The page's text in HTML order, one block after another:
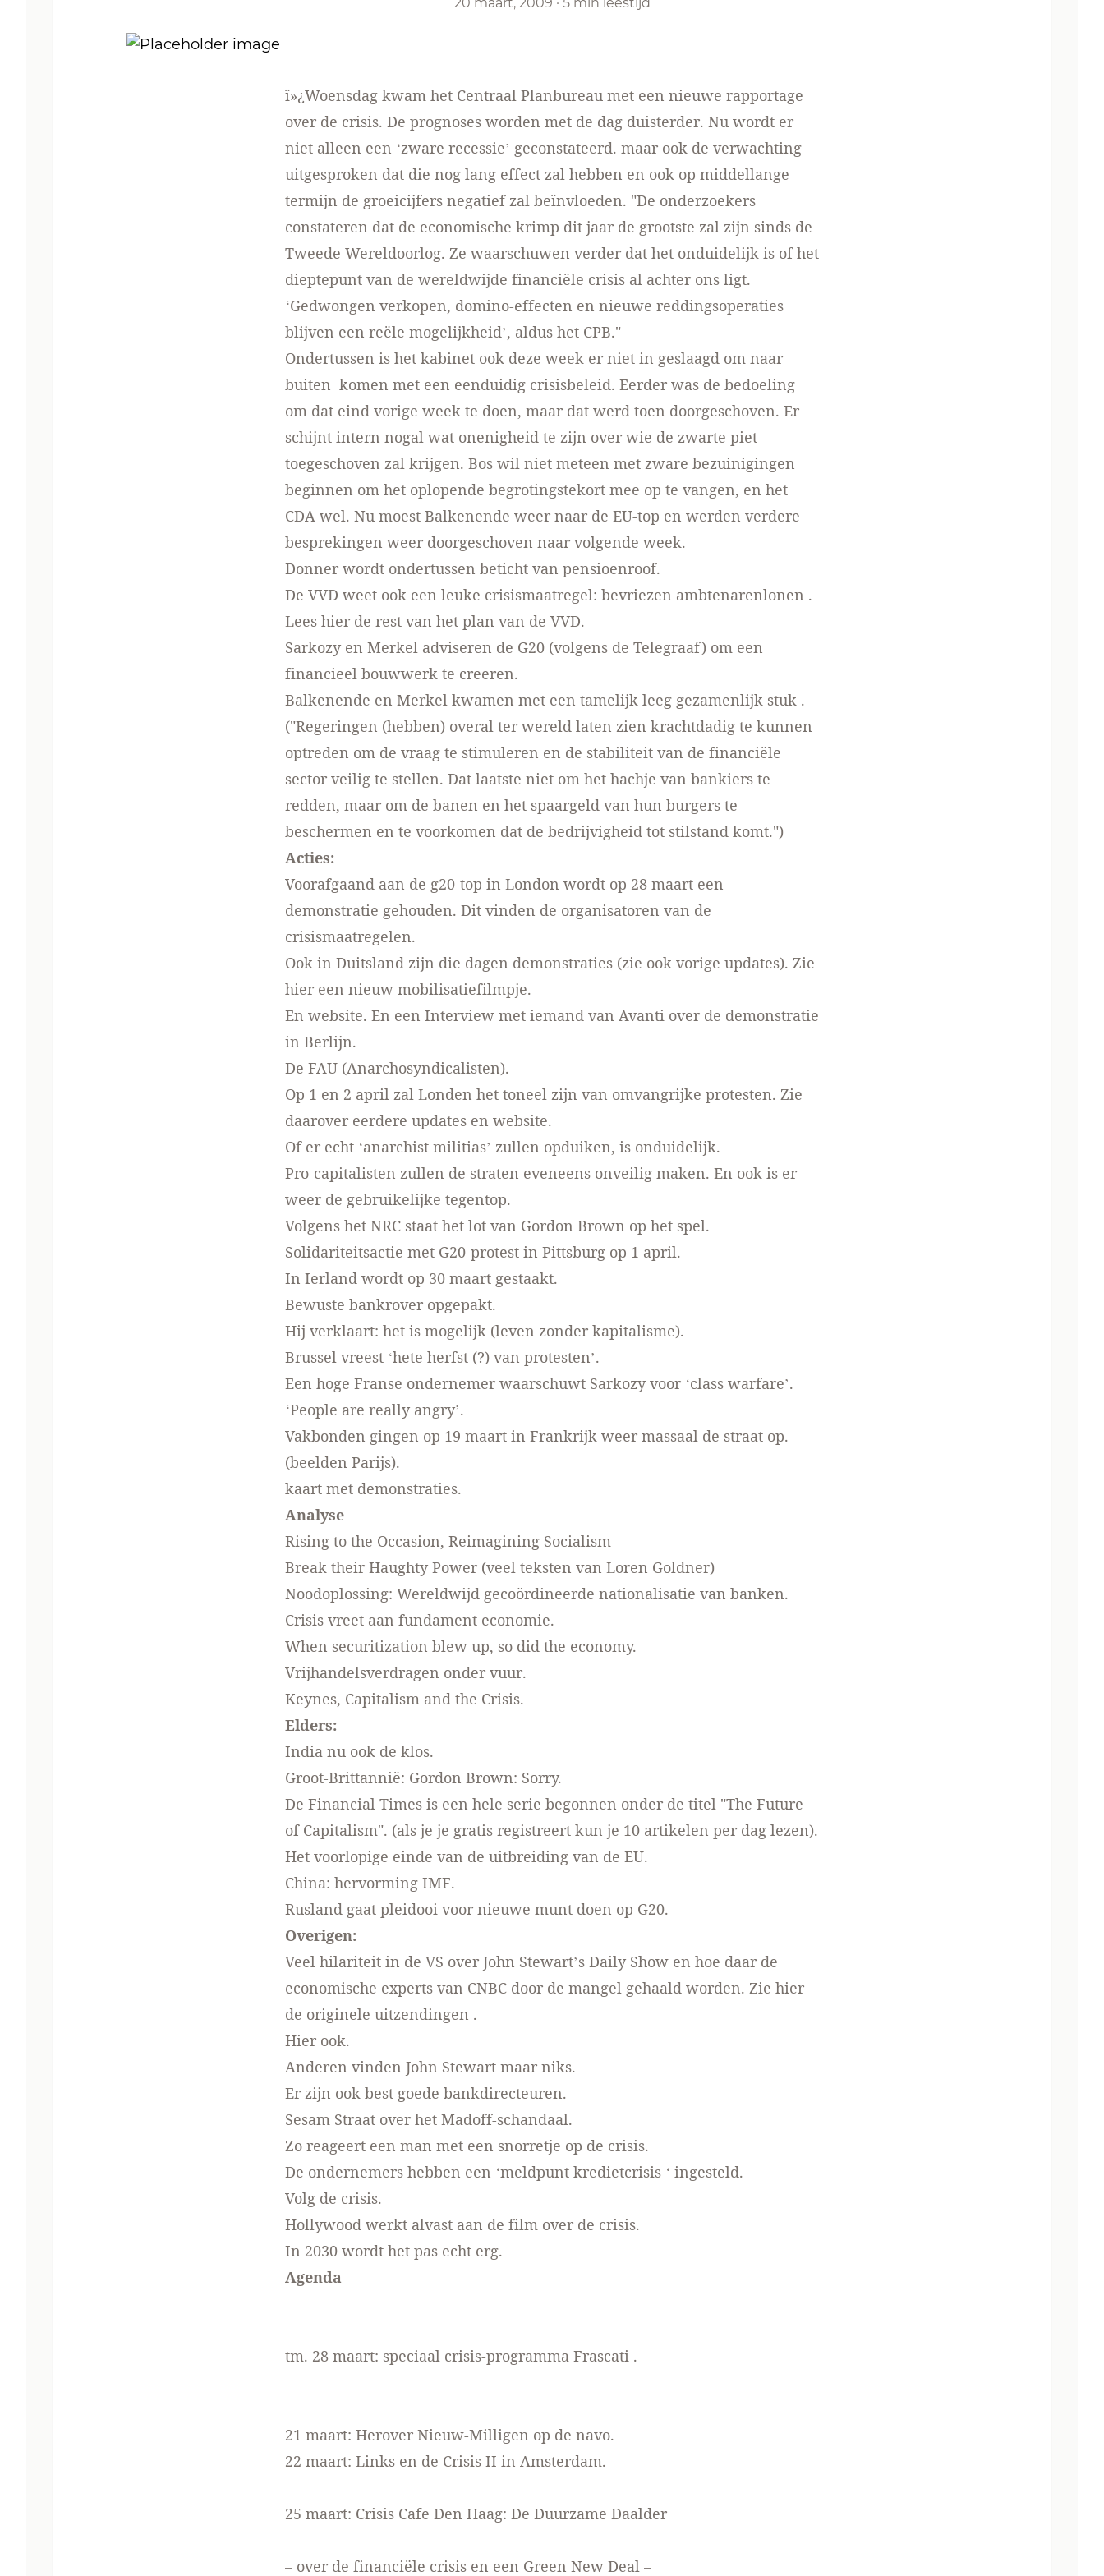
ï»¿Woensdag kwam het Centraal Planbureau met een nieuwe rapportage
over de crisis. De prognoses worden met de dag duisterder. Nu wordt er
niet alleen een ‘zware recessie’ geconstateerd. maar ook de verwachting
uitgesproken dat die nog lang effect zal hebben en ook op middellange
termijn de groeicijfers negatief zal beïnvloeden. "De onderzoekers
constateren dat de economische krimp dit jaar de grootste zal zijn sinds de
Tweede Wereldoorlog. Ze waarschuwen verder dat het onduidelijk is of het
dieptepunt van de wereldwijde financiële crisis al achter ons ligt.
‘Gedwongen verkopen, domino-effecten en nieuwe reddingsoperaties
blijven een reële mogelijkheid’, aldus het CPB."
Ondertussen is het kabinet ook deze week er niet in geslaagd om naar
buiten komen met een eenduidig crisisbeleid. Eerder was de bedoeling
om dat eind vorige week te doen, maar dat werd toen doorgeschoven. Er
schijnt intern nogal wat onenigheid te zijn over wie de zwarte piet
toegeschoven zal krijgen. Bos wil niet meteen met zware bezuinigingen
beginnen om het oplopende begrotingstekort mee op te vangen, en het
CDA wel. Nu moest Balkenende weer naar de EU-top en werden verdere
besprekingen weer doorgeschoven naar volgende week.
Donner wordt ondertussen beticht van pensioenroof.
De VVD weet ook een leuke crisismaatregel: bevriezen ambtenarenlonen .
Lees hier de rest van het plan van de VVD.
Sarkozy en Merkel adviseren de G20 (volgens de Telegraaf) om een
financieel bouwwerk te creeren.
Balkenende en Merkel kwamen met een tamelijk leeg gezamenlijk stuk .
("Regeringen (hebben) overal ter wereld laten zien krachtdadig te kunnen
optreden om de vraag te stimuleren en de stabiliteit van de financiële
sector veilig te stellen. Dat laatste niet om het hachje van bankiers te
redden, maar om de banen en het spaargeld van hun burgers te
beschermen en te voorkomen dat de bedrijvigheid tot stilstand komt.")
Acties:
Voorafgaand aan de g20-top in London wordt op 28 maart een
demonstratie gehouden. Dit vinden de organisatoren van de
crisismaatregelen.
Ook in Duitsland zijn die dagen demonstraties (zie ook vorige updates). Zie
hier een nieuw mobilisatiefilmpje.
En website. En een Interview met iemand van Avanti over de demonstratie
in Berlijn.
De FAU (Anarchosyndicalisten).
Op 1 en 2 april zal Londen het toneel zijn van omvangrijke protesten. Zie
daarover eerdere updates en website.
Of er echt ‘anarchist militias’ zullen opduiken, is onduidelijk.
Pro-capitalisten zullen de straten eveneens onveilig maken. En ook is er
weer de gebruikelijke tegentop.
Volgens het NRC staat het lot van Gordon Brown op het spel.
Solidariteitsactie met G20-protest in Pittsburg op 1 april.
In Ierland wordt op 30 maart gestaakt.
Bewuste bankrover opgepakt.
Hij verklaart: het is mogelijk (leven zonder kapitalisme).
Brussel vreest ‘hete herfst (?) van protesten’.
Een hoge Franse ondernemer waarschuwt Sarkozy voor ‘class warfare’.
‘People are really angry’.
Vakbonden gingen op 19 maart in Frankrijk weer massaal de straat op.
(beelden Parijs).
kaart met demonstraties.
Analyse
Rising to the Occasion, Reimagining Socialism
Break their Haughty Power (veel teksten van Loren Goldner)
Noodoplossing: Wereldwijd gecoördineerde nationalisatie van banken.
Crisis vreet aan fundament economie.
When securitization blew up, so did the economy.
Vrijhandelsverdragen onder vuur.
Keynes, Capitalism and the Crisis.
Elders:
India nu ook de klos.
Groot-Brittannië: Gordon Brown: Sorry.
De Financial Times is een hele serie begonnen onder de titel "The Future
of Capitalism". (als je je gratis registreert kun je 10 artikelen per dag lezen).
Het voorlopige einde van de uitbreiding van de EU.
China: hervorming IMF.
Rusland gaat pleidooi voor nieuwe munt doen op G20.
Overigen:
Veel hilariteit in de VS over John Stewart’s Daily Show en hoe daar de
economische experts van CNBC door de mangel gehaald worden. Zie hier
de originele uitzendingen .
Hier ook.
Anderen vinden John Stewart maar niks.
Er zijn ook best goede bankdirecteuren.
Sesam Straat over het Madoff-schandaal.
Zo reageert een man met een snorretje op de crisis.
De ondernemers hebben een ‘meldpunt kredietcrisis ‘ ingesteld.
Volg de crisis.
Hollywood werkt alvast aan de film over de crisis.
In 2030 wordt het pas echt erg.
Agenda
tm. 28 maart: speciaal crisis-programma Frascati .
21 maart: Herover Nieuw-Milligen op de navo.
22 maart: Links en de Crisis II in Amsterdam.
25 maart: Crisis Cafe Den Haag: De Duurzame Daalder
– over de financiële crisis en een Green New Deal –